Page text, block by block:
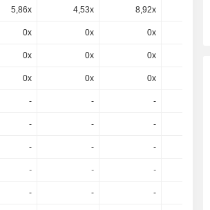
5,86x 4,53x 8,92x
0x 0x 0x
0x 0x 0x
0x 0x 0x
- - -
- - -
- - -
- - -
- - -